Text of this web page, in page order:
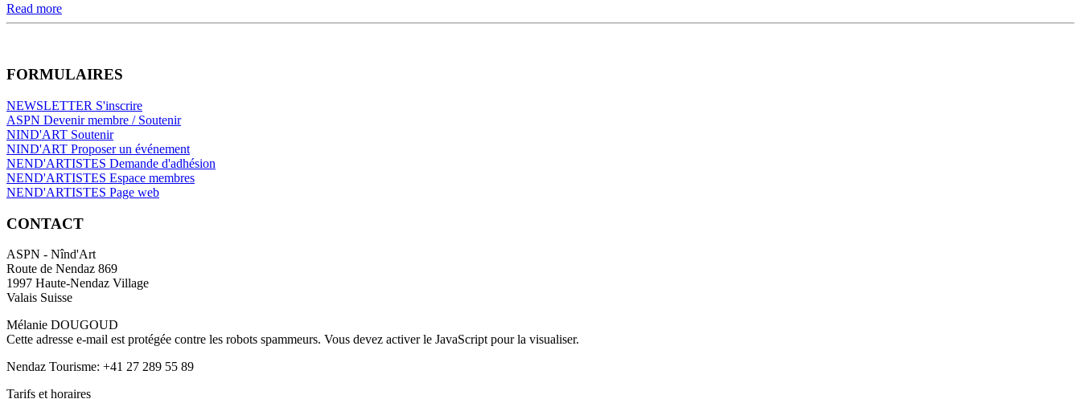
Read more
FORMULAIRES
NEWSLETTER S'inscrire
ASPN Devenir membre / Soutenir
NIND'ART Soutenir
NIND'ART Proposer un événement
NEND'ARTISTES Demande d'adhésion
NEND'ARTISTES Espace membres
NEND'ARTISTES Page web
CONTACT
ASPN - Nînd'Art
Route de Nendaz 869
1997 Haute-Nendaz Village
Valais Suisse
Mélanie DOUGOUD
Cette adresse e-mail est protégée contre les robots spammeurs. Vous devez activer le JavaScript pour la visualiser.
Nendaz Tourisme: +41 27 289 55 89
Tarifs et horaires